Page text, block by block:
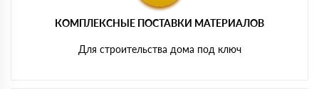
КОМПЛЕКСНЫЕ ПОСТАВКИ МАТЕРИАЛОВ
Для строительства дома под ключ